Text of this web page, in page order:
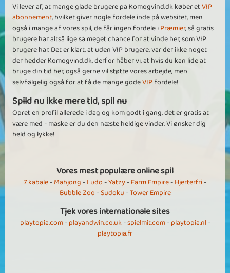
Vi lever af, at mange glade brugere på Komogvind.dk køber etVIP
abonnement, hvilket giver nogle fordele inde på websitet, men
også i mange af vores spil, de får ingen fordele iPræmier, så gratis
brugere har altså lige så meget chance for at vinde her, som VIP
brugere har. Det er klart, at uden VIP brugere, var der ikke noget
der hedder Komogvind.dk, derfor håber vi, at hvis du kan lide at
bruge din tid her, også gerne vil støtte vores arbejde, men
selvfølgelig også for at få de mange godeVIPfordele!
Spild nu ikke mere tid, spil nu
Opret en profil allerede i dag og kom godt i gang, det er gratis at
være med - måske er du den næste heldige vinder. Vi ønsker dig
held og lykke!
Vores mest populære online spil
7 kabale-Mahjong-Ludo-Yatzy-Farm Empire-Hjerterfri-
Bubble Zoo-Sudoku-Tower Empire
Tjek vores internationale sites
playtopia.com-playandwin.co.uk-spielmit.com-playtopia.nl-
playtopia.fr